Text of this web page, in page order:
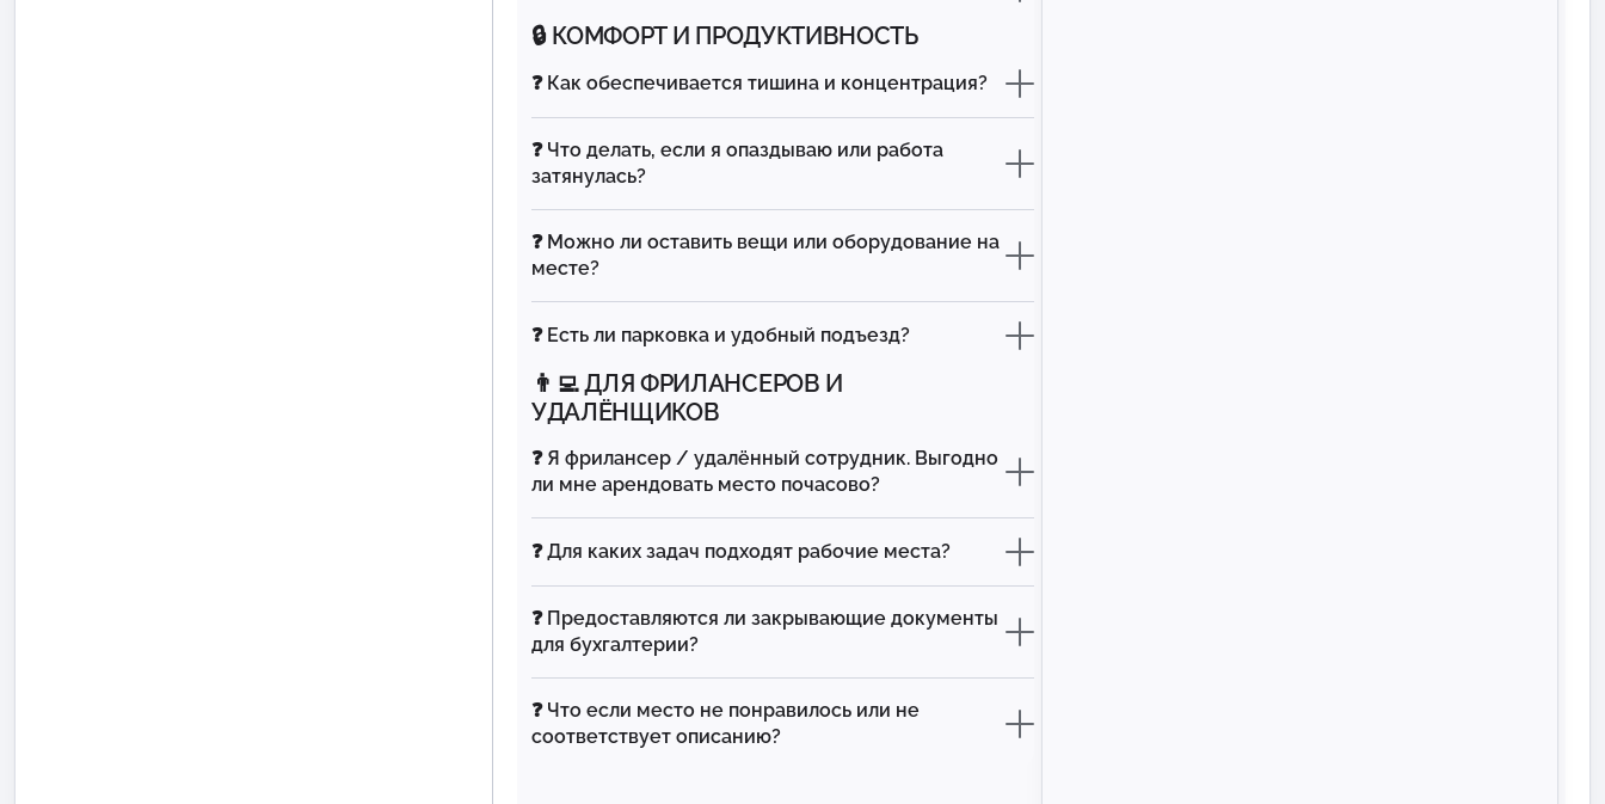
🔒 КОМФОРТ И ПРОДУКТИВНОСТЬ
❓ Как обеспечивается тишина и концентрация?
❓ Что делать, если я опаздываю или работа
затянулась?
❓ Можно ли оставить вещи или оборудование на
месте?
❓ Есть ли парковка и удобный подъезд?
👨‍💻 ДЛЯ ФРИЛАНСЕРОВ И
УДАЛЁНЩИКОВ
❓ Я фрилансер / удалённый сотрудник. Выгодно
ли мне арендовать место почасово?
❓ Для каких задач подходят рабочие места?
❓ Предоставляются ли закрывающие документы
для бухгалтерии?
❓ Что если место не понравилось или не
соответствует описанию?